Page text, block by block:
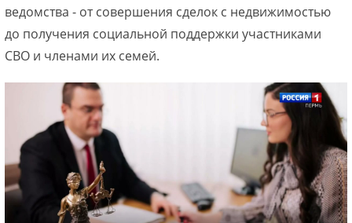
ведомства - от совершения сделок с недвижимостью
до получения социальной поддержки участниками
СВО и членами их семей.